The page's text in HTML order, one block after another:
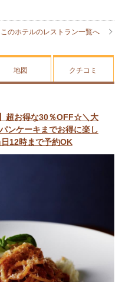
このホテルのレストラン一覧へ
地図 クチコミ
超お得な30％OFF☆＼大
ンケーキまでお得に楽し
12時まで予約OK